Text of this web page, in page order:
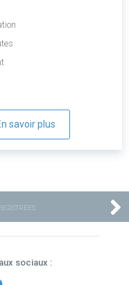
savoir plus
sociaux :